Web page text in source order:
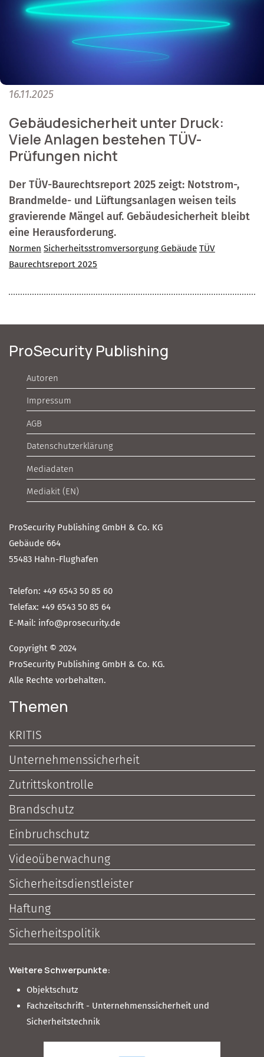
16.11.2025
Gebäudesicherheit unter Druck:
Viele Anlagen bestehen TÜV-
Prüfungen nicht
Der TÜV-Baurechtsreport 2025 zeigt: Notstrom-,
Brandmelde- und Lüftungsanlagen weisen teils
gravierende Mängel auf. Gebäudesicherheit bleibt
eine Herausforderung.
Normen Sicherheitsstromversorgung Gebäude TÜV
Baurechtsreport 2025
ProSecurity Publishing
Autoren
Impressum
AGB
Datenschutzerklärung
Mediadaten
Mediakit (EN)
ProSecurity Publishing GmbH & Co. KG
Gebäude 664
55483 Hahn-Flughafen
Telefon: +49 6543 50 85 60
Telefax: +49 6543 50 85 64
E-Mail: info@prosecurity.de
Copyright © 2024
ProSecurity Publishing GmbH & Co. KG.
Alle Rechte vorbehalten.
Themen
KRITIS
Unternehmenssicherheit
Zutrittskontrolle
Brandschutz
Einbruchschutz
Videoüberwachung
Sicherheitsdienstleister
Haftung
Sicherheitspolitik
Weitere Schwerpunkte:
Objektschutz
Fachzeitschrift - Unternehmenssicherheit und
Sicherheitstechnik